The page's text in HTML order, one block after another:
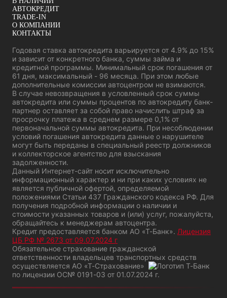
АВТОКРЕДИТ
TRADE-IN
О КОМПАНИИ
КОНТАКТЫ
Годовая ставка автокредита варьируется от 4.9% до 15%
и зависит от конкретного банка, суммы займа и
кредитной программы. Минимальный срок погашения от
61 дня, максимальный - 96 месяца. При этом любые
дополнительные комиссии автоцентром не взимаются.
В случае невозвращения в условленный срок суммы
автокредита или суммы процентов по автокредиту банк-
партнер оставляет за собой право начислить штраф за
просрочку платежа в среднем размере 0,1% от
первоначальной суммы автокредита. При несоблюдении
условий погашения автокредита данные о нарушителе
могут быть переданы в специальный реестр должников
и коллекторское агентство для взыскания
задолженности.
Данный Интернет-сайт носит исключительно
информационный характер и ни при каких условиях не
является публичной офертой, определяемой
положениями Статьи 437 Гражданского кодекса РФ. Для
получения подробной информации о наличии и
стоимости указанных товаров и (или) услуг, пожалуйста,
обращайтесь к менеджерам автоцентра.
Кредит предоставляется банком АО «Т-Банк». Лицензия
ЦБ РФ № 2673 от 09.07.2024 г
Обязательное страхование гражданской
ответственности владельцев транспортных средств
осуществляется АО «Т-Страхование»
по лицензии ОС№ 0191-03 от 01.07.2024 г.